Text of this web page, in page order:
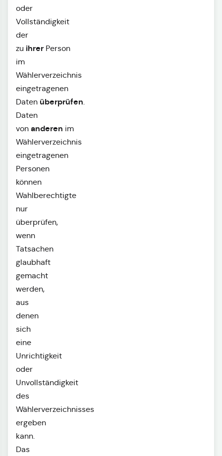
oder
Vollständigkeit
der
zu ihrer Person
im
Wählerverzeichnis
eingetragenen
Daten überprüfen.
Daten
von anderen im
Wählerverzeichnis
eingetragenen
Personen
können
Wahlberechtigte
nur
überprüfen,
wenn
Tatsachen
glaubhaft
gemacht
werden,
aus
denen
sich
eine
Unrichtigkeit
oder
Unvollständigkeit
des
Wählerverzeichnisses
ergeben
kann.
Das